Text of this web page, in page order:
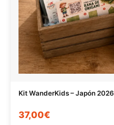
Kit WanderKids – Japón 2026
37,00€